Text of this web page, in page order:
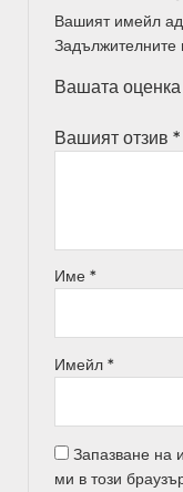
Вашият имейл
Задължителните
Вашата оценка
Вашият отзив *
Име *
Имейл *
Запазване на
ми в този